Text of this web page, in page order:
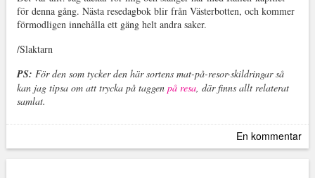
för denna gång. Nästa resedagbok blir från Västerbotten, och kommer
förmodligen innehålla ett gäng helt andra saker.
/Slaktarn
PS: För den som tycker den här sortens mat-på-resor-skildringar så
kan jag tipsa om att trycka på taggen på resa, där finns allt relaterat
samlat.
En kommentar